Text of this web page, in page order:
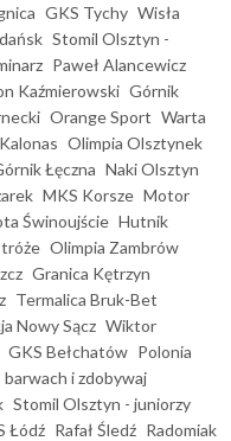
GKS Tychy Wisła
Stomil Olsztyn -
Paweł Alancewicz
Kaźmierowski Górnik
Orange Sport Warta
Olimpia Olsztynek
Łęczna Naki Olsztyn
MKS Korsze Motor
Świnoujście Hutnik
Olimpia Zambrów
Granica Kętrzyn
Termalica Bruk-Bet
Nowy Sącz Wiktor
GKS Bełchatów Polonia
i zdobywaj
Stomil Olsztyn - juniorzy
Łódź Rafał Śledź Radomiak